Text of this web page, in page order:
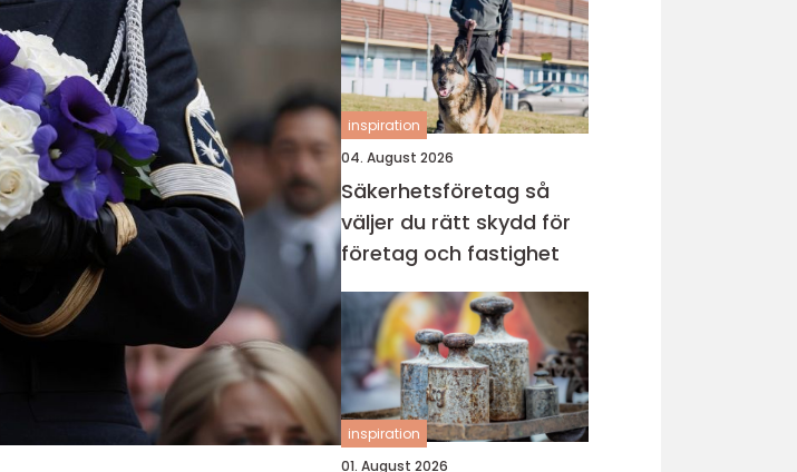
inspiration
04. August 2026
Säkerhetsföretag så
väljer du rätt skydd för
företag och fastighet
inspiration
01. August 2026